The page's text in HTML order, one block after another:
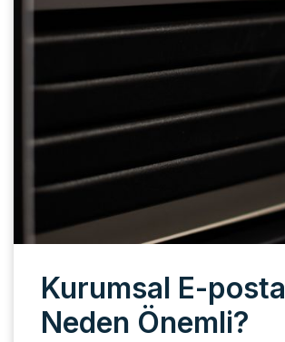
Kurumsal E-posta
Neden Önemli?